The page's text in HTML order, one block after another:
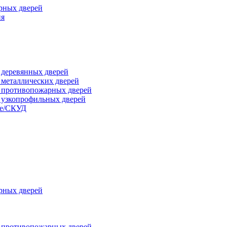
дверей
дверей
дверей
дверей
дверей
СКУД
дверей